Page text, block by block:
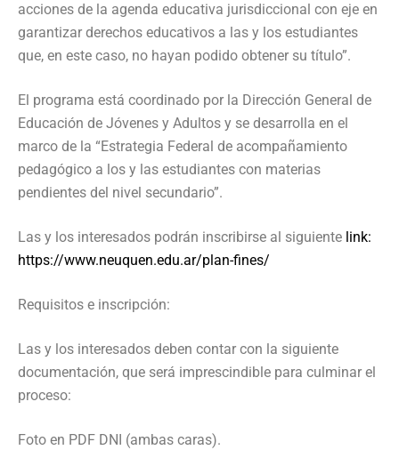
acciones de la agenda educativa jurisdiccional con eje en
garantizar derechos educativos a las y los estudiantes
que, en este caso, no hayan podido obtener su título”.
El programa está coordinado por la Dirección General de
Educación de Jóvenes y Adultos y se desarrolla en el
marco de la “Estrategia Federal de acompañamiento
pedagógico a los y las estudiantes con materias
pendientes del nivel secundario”.
Las y los interesados podrán inscribirse al siguiente link:
https://www.neuquen.edu.ar/plan-fines/
Requisitos e inscripción:
Las y los interesados deben contar con la siguiente
documentación, que será imprescindible para culminar el
proceso:
Foto en PDF DNI (ambas caras).